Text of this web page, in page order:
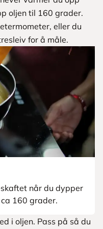
oljen til 160 grader.
eller du
for å måle.
når du dypper
160 grader.
i oljen. Pass på så du